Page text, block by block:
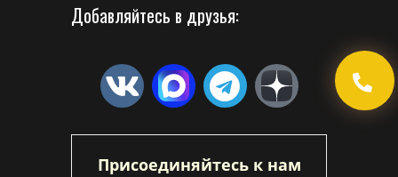
Добавляйтесь в друзья:
Присоединяйтесь к нам